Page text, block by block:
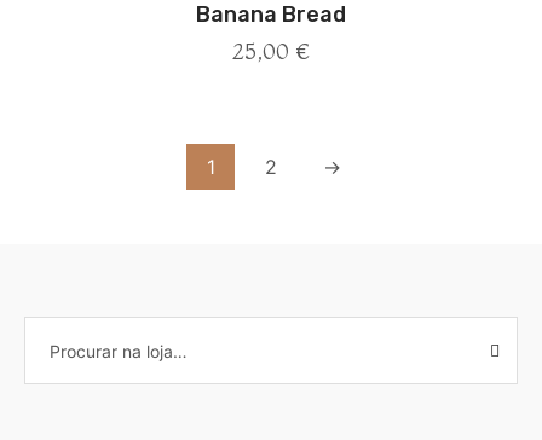
Banana Bread
25,00 €
1 2 →